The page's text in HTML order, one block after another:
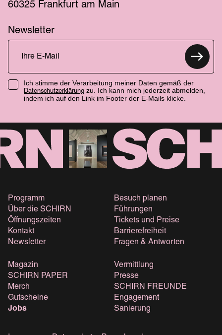
60325 Frankfurt am Main
Newsletter
Ich stimme der Verarbeitung meiner Daten gemäß der
Datenschutzerklärung zu. Ich kann mich jederzeit abmelden,
indem ich auf den Link im Footer der E-Mails klicke.
Programm
Über die SCHIRN
Öffnungszeiten
Kontakt
Newsletter
Besuch planen
Führungen
Tickets und Preise
Barrierefreiheit
Fragen & Antworten
Magazin
SCHIRN PAPER
Merch
Gutscheine
Jobs
Vermittlung
Presse
SCHIRN FREUNDE
Engagement
Sanierung